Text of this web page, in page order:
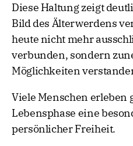
Diese Haltung zeigt
Bild des Älterwerdens
heute nicht mehr
verbunden, sondern
Möglichkeiten
Viele Menschen erleben
Lebensphase eine
persönlicher Freiheit.